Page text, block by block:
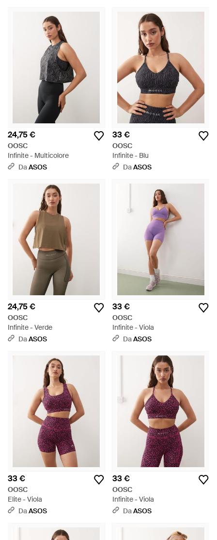
24,75 €
OOSC
Infinite - Multicolore
DaASOS
33 €
OOSC
Infinite - Blu
DaASOS
24,75 €
OOSC
Infinite - Verde
DaASOS
33 €
OOSC
Infinite - Viola
DaASOS
33 €
OOSC
Elite - Viola
DaASOS
33 €
OOSC
Infinite - Viola
DaASOS